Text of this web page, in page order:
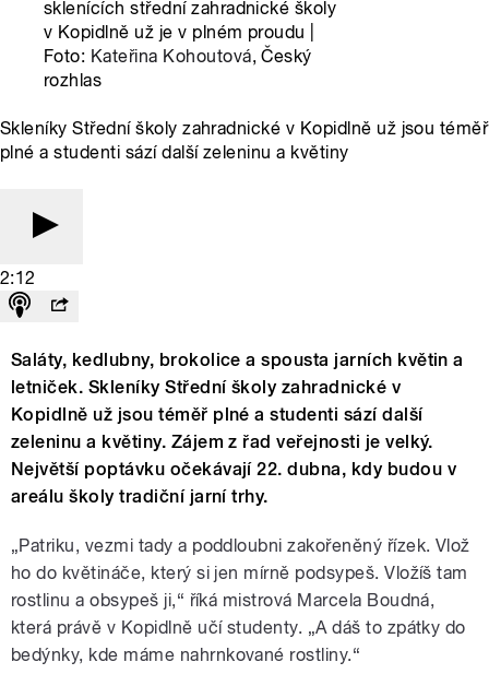
sklenících střední zahradnické školy
v Kopidlně už je v plném proudu |
Foto: Kateřina Kohoutová, Český
rozhlas
Skleníky Střední školy zahradnické v Kopidlně už jsou téměř
plné a studenti sází další zeleninu a květiny
2:12
Saláty, kedlubny, brokolice a spousta jarních květin a
letniček. Skleníky Střední školy zahradnické v
Kopidlně už jsou téměř plné a studenti sází další
zeleninu a květiny. Zájem z řad veřejnosti je velký.
Největší poptávku očekávají 22. dubna, kdy budou v
areálu školy tradiční jarní trhy.
„Patriku, vezmi tady a poddloubni zakořeněný řízek. Vlož
ho do květináče, který si jen mírně podsypeš. Vložíš tam
rostlinu a obsypeš ji,“ říká mistrová Marcela Boudná,
která právě v Kopidlně učí studenty. „A dáš to zpátky do
bedýnky, kde máme nahrnkované rostliny.“